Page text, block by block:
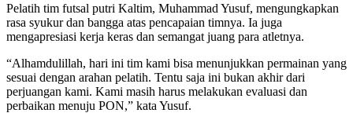
Pelatih tim futsal putri Kaltim, Muhammad Yusuf, mengungkapkan
rasa syukur dan bangga atas pencapaian timnya. Ia juga
mengapresiasi kerja keras dan semangat juang para atletnya.
“Alhamdulillah, hari ini tim kami bisa menunjukkan permainan yang
sesuai dengan arahan pelatih. Tentu saja ini bukan akhir dari
perjuangan kami. Kami masih harus melakukan evaluasi dan
perbaikan menuju PON,” kata Yusuf.